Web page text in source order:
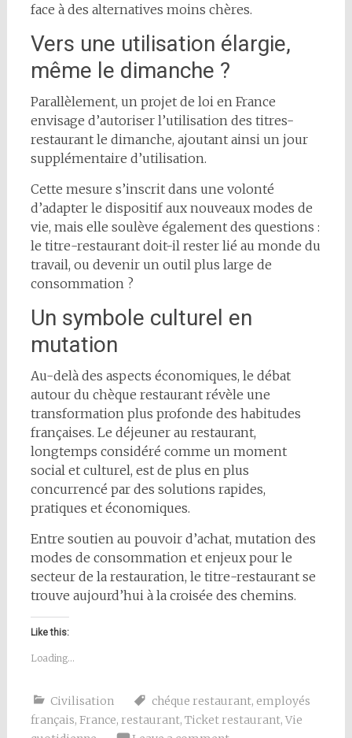
face à des alternatives moins chères.
Vers une utilisation élargie,
même le dimanche ?
Parallèlement, un projet de loi en France
envisage d’autoriser l’utilisation des titres-
restaurant le dimanche, ajoutant ainsi un jour
supplémentaire d’utilisation.
Cette mesure s’inscrit dans une volonté
d’adapter le dispositif aux nouveaux modes de
vie, mais elle soulève également des questions :
le titre-restaurant doit-il rester lié au monde du
travail, ou devenir un outil plus large de
consommation ?
Un symbole culturel en
mutation
Au-delà des aspects économiques, le débat
autour du chèque restaurant révèle une
transformation plus profonde des habitudes
françaises. Le déjeuner au restaurant,
longtemps considéré comme un moment
social et culturel, est de plus en plus
concurrencé par des solutions rapides,
pratiques et économiques.
Entre soutien au pouvoir d’achat, mutation des
modes de consommation et enjeux pour le
secteur de la restauration, le titre-restaurant se
trouve aujourd’hui à la croisée des chemins.
Like this:
Loading...
Civilisation chéque restaurant, employés
français, France, restaurant, Ticket restaurant, Vie